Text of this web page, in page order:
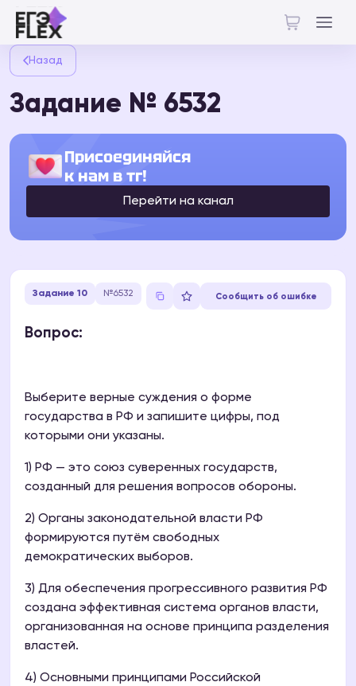
Назад
Задание № 6532
Присоединяйся
к нам в тг!
Перейти на канал
Задание 10 №6532 Сообщить об ошибке
Вопрос:
Выберите верные суждения о форме
государства в РФ и запишите цифры, под
которыми они указаны.
1) РФ — это союз суверенных государств,
созданный для решения вопросов обороны.
2) Органы законодательной власти РФ
формируются путём свободных
демократических выборов.
3) Для обеспечения прогрессивного развития РФ
создана эффективная система органов власти,
организованная на основе принципа разделения
властей.
4) Основными принципами Российской